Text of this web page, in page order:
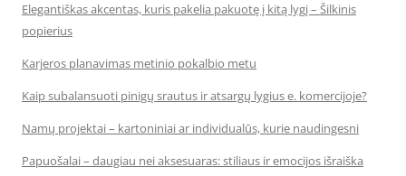
Elegantiškas akcentas, kuris pakelia pakuotę į kitą lygį – Šilkinis
popierius
Karjeros planavimas metinio pokalbio metu
Kaip subalansuoti pinigų srautus ir atsargų lygius e. komercijoje?
Namų projektai – kartoniniai ar individualūs, kurie naudingesni
Papuošalai – daugiau nei aksesuaras: stiliaus ir emocijos išraiška